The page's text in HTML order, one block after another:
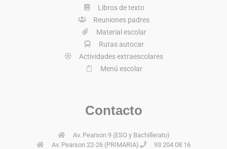
Libros de texto
Reuniones padres
Material escolar
Rutas autocar
Actividades extraescolares
Menú escolar
Contacto
Av. Pearson 9 (ESO y Bachillerato)
Av. Pearson 22-26 (PRIMARIA)
93 204 08 16